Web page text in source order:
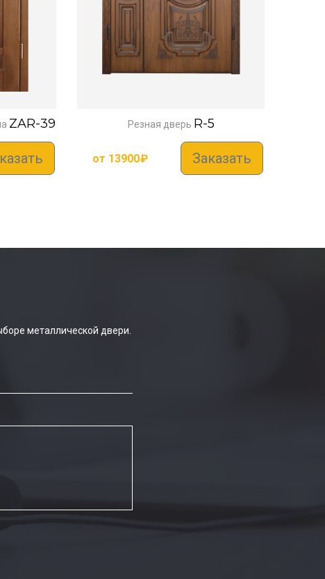
ZAR-39 Резная дверь R-5
от 13900₽ Заказать
металлической двери.